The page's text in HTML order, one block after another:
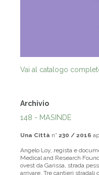
Vai al catalogo
Archivio
148 - MASINDE
Una Città n° 230 / 2016
Angelo Loy, regista e
Medical and Research
ovest da Garissa, strada
arrivare. Tre cantieri stradali